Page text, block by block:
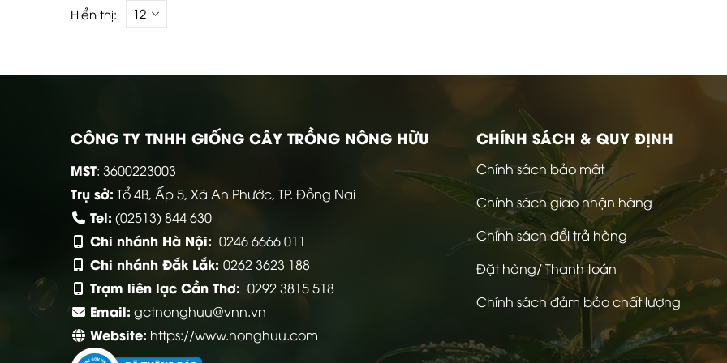
Hiển thị:
CÔNG TY TNHH GIỐNG CÂY TRỒNG NÔNG HỮU
MST: 3600223003
Trụ sở: Tổ 4B, Ấp 5, Xã An Phước, TP. Đồng Nai
Tel: (02513) 844 630
Chi nhánh Hà Nội: 0246 6666 011
Chi nhánh Đắk Lắk: 0262 3623 188
Trạm liên lạc Cần Thơ: 0292 3815 518
Email: gctnonghuu@vnn.vn
Website: https://www.nonghuu.com
CHÍNH SÁCH & QUY ĐỊNH
Chính sách bảo mật
Chính sách giao nhận hàng
Chính sách đổi trả hàng
Đặt hàng/ Thanh toán
Chính sách đảm bảo chất lượng